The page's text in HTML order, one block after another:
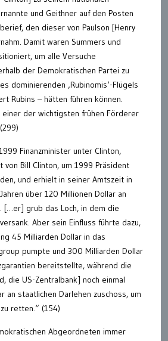
und Geithner auf den Posten
den dieser von Paulson [Henry
Damit waren Summers und
um alle Versuche
der Demokratischen Partei zu
dominierenden ‚Rubinomis‘-Flügels
Rubins – hätten führen können.
einer der wichtigsten frühen Förderer
Finanzminister unter Clinton,
von Bill Clinton, um 1999 Präsident
und erhielt in seiner Amtszeit in
über 120 Millionen Dollar an
[…er] grub das Loch, in dem die
Aber sein Einfluss führte dazu,
45 Milliarden Dollar in das
pumpte und 300 Milliarden Dollar
bereitstellte, während die
die US-Zentralbank] noch einmal
an staatlichen Darlehen zuschoss, um
retten.“ (154)
Abgeordneten immer